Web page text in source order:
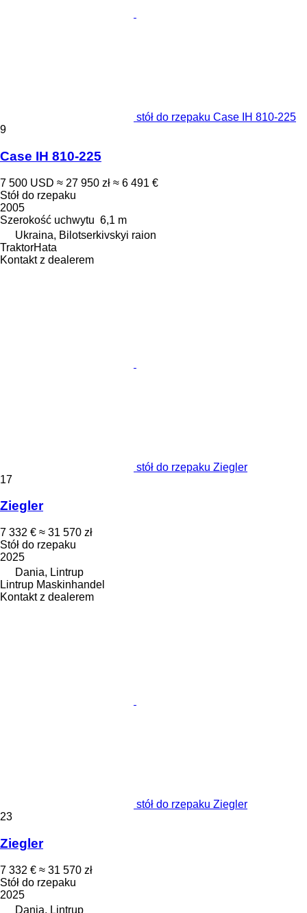
stół do rzepaku Case IH 810-225
9
Case IH 810-225
7 500 USD ≈ 27 950 zł ≈ 6 491 €
Stół do rzepaku
2005
Szerokość uchwytu 6,1 m
Ukraina, Bilotserkivskyi raion
TraktorHata
Kontakt z dealerem
stół do rzepaku Ziegler
17
Ziegler
7 332 € ≈ 31 570 zł
Stół do rzepaku
2025
Dania, Lintrup
Lintrup Maskinhandel
Kontakt z dealerem
stół do rzepaku Ziegler
23
Ziegler
7 332 € ≈ 31 570 zł
Stół do rzepaku
2025
Dania, Lintrup